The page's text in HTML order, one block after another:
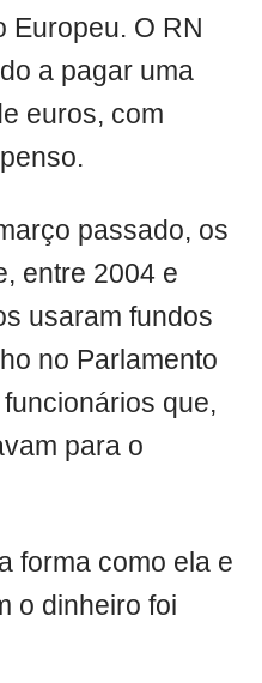
Europeu. O RN
a pagar uma
euros, com
passado, os
entre 2004 e
usaram fundos
no Parlamento
que,
para o
forma como ela e
o dinheiro foi